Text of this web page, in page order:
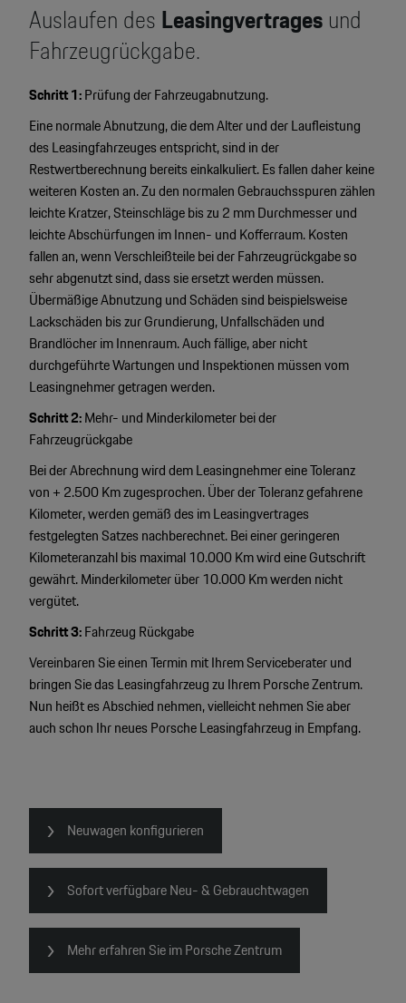
Auslaufen desLeasingvertragesund
Fahrzeugrückgabe.
Schritt 1:Prüfung der Fahrzeugabnutzung.
Eine normale Abnutzung, die dem Alter und der Laufleistung
des Leasingfahrzeuges entspricht, sind in der
Restwertberechnung bereits einkalkuliert. Es fallen daher keine
weiteren Kosten an. Zu den normalen Gebrauchsspuren zählen
leichte Kratzer, Steinschläge bis zu 2 mm Durchmesser und
leichte Abschürfungen im Innen- und Kofferraum. Kosten
fallen an, wenn Verschleißteile bei der Fahrzeugrückgabe so
sehr abgenutzt sind, dass sie ersetzt werden müssen.
Übermäßige Abnutzung und Schäden sind beispielsweise
Lackschäden bis zur Grundierung, Unfallschäden und
Brandlöcher im Innenraum. Auch fällige, aber nicht
durchgeführte Wartungen und Inspektionen müssen vom
Leasingnehmer getragen werden.
Schritt 2:Mehr- und Minderkilometer bei der
Fahrzeugrückgabe
Bei der Abrechnung wird dem Leasingnehmer eine Toleranz
von + 2.500 Km zugesprochen. Über der Toleranz gefahrene
Kilometer, werden gemäß des im Leasingvertrages
festgelegten Satzes nachberechnet. Bei einer geringeren
Kilometeranzahl bis maximal 10.000 Km wird eine Gutschrift
gewährt. Minderkilometer über 10.000 Km werden nicht
vergütet.
Schritt 3:Fahrzeug Rückgabe
Vereinbaren Sie einen Termin mit Ihrem Serviceberater und
bringen Sie das Leasingfahrzeug zu Ihrem Porsche Zentrum.
Nun heißt es Abschied nehmen, vielleicht nehmen Sie aber
auch schon Ihr neues Porsche Leasingfahrzeug in Empfang.
Neuwagen konfigurieren
Sofort verfügbare Neu- & Gebrauchtwagen
Mehr erfahren Sie im Porsche Zentrum
2